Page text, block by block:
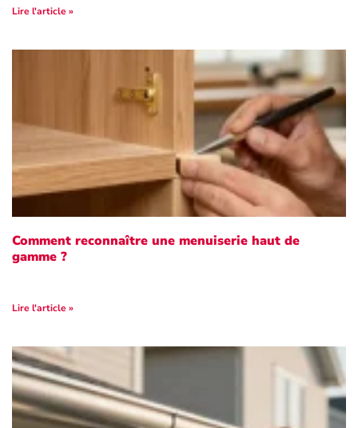
Lire l'article »
Comment reconnaître une menuiserie haut de
gamme ?
Lire l'article »